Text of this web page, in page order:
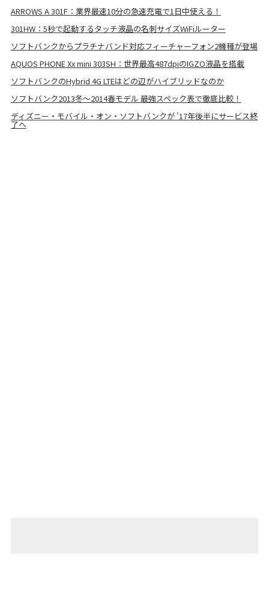
ARROWS A 301F：業界最速10分の急速充電で1日中使える！
301HW：5秒で起動するタッチ液晶の名刺サイズWiFiルーター
ソフトバンクからプラチナバンド対応フィーチャーフォン2機種が登場
AQUOS PHONE Xx mini 303SH：世界最高487dpiのIGZO液晶を搭載
ソフトバンクのHybrid 4G LTEはどの辺がハイブリッドなのか
ソフトバンク2013冬～2014春モデル 最強スペック表で徹底比較！
ディズニー・モバイル・オン・ソフトバンクが '17年後半にサービス終
了へ